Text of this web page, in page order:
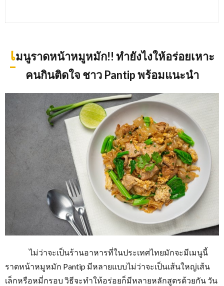
เมนูราดหน้าหมูหมัก!! ทํายังไงให้อร่อยเหาะ
คนกินติดใจ ชาว Pantip พร้อมแนะนํา
ไม่ว่าจะเป็นร้านอาหารที่ในประเทศไทยมักจะมีเมนูนี้
ราดหน้าหมูหมัก Pantip มีหลายแบบไม่ว่าจะเป็นเส้นใหญ่เส้น
เล็กหรือหมี่กรอบ วิธีจะทำให้อร่อยก็มีหลายหลักสูตรด้วยกัน วัน